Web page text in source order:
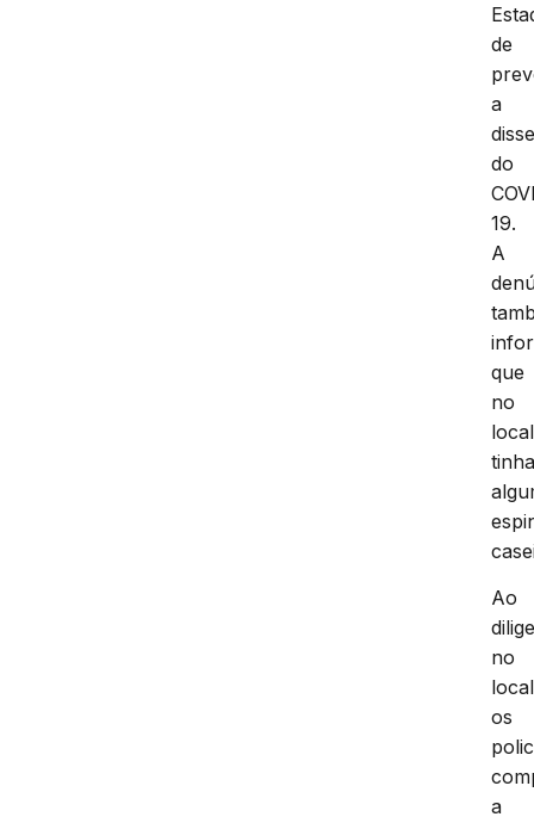
de
a
do
19.
A
que
no
local
Ao
no
local
os
a